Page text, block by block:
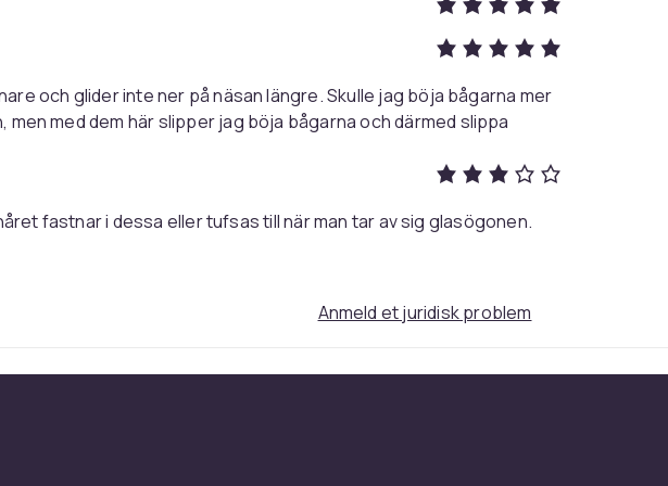
och glider inte ner på näsan längre. Skulle jag böja bågarna mer
med dem här slipper jag böja bågarna och därmed slippa
fastnar i dessa eller tufsas till när man tar av sig glasögonen.
Anmeld et juridisk problem